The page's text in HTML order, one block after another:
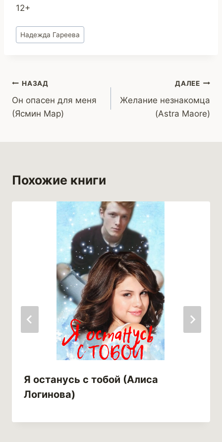
12+
Метки
записи:
Надежда Гареева
Навигация
по
записям
НАЗАД
Он опасен для меня
(Ясмин Мар)
ДАЛЕЕ
Желание незнакомца
(Astra Maore)
Похожие книги
Я останусь с тобой (Алиса
Логинова)